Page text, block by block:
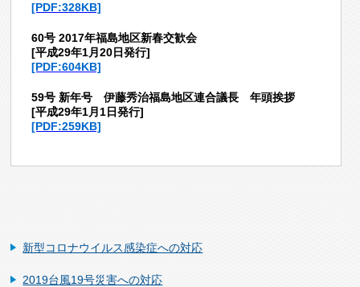
[PDF:328KB]
60号 2017年福島地区新春交歓会
[平成29年1月20日発行]
[PDF:604KB]
59号 新年号 伊藤秀治福島地区連合議長 年頭挨拶
[平成29年1月1日発行]
[PDF:259KB]
新型コロナウイルス感染症への対応
2019台風19号災害への対応